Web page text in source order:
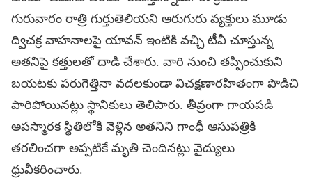
గురువారం రాత్రి గుర్తుతెలియని ఆరుగురు వ్యక్తులు మూడు
ద్విచక్ర వాహనాలపై యావన్‌ ఇంటికి వచ్చి టీవీ చూస్తున్న
అతనిపై కత్తులతో దాడి చేశారు. వారి నుంచి తప్పించుకుని
బయటకు పరుగెత్తినా వదలకుండా విచక్షణారహితంగా పొడిచి
పారిపోయినట్లు స్థానికులు తెలిపారు. తీవ్రంగా గాయపడి
అపస్మారక స్థితిలోకి వెళ్లిన అతనిని గాంధీ ఆసుపత్రికి
తరలించగా అప్పటికే మృతి చెందినట్లు వైద్యులు
ధ్రువీకరించారు.